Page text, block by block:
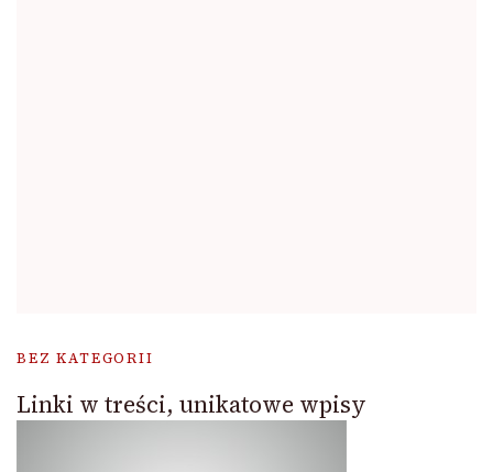
BEZ KATEGORII
Linki w treści, unikatowe wpisy